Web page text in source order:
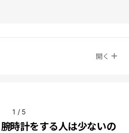
開く
1 / 5
腕時計をする人は少ないの